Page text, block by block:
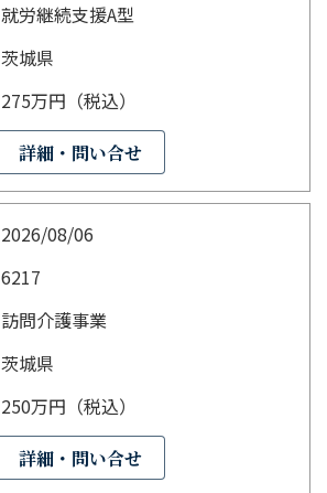
就労継続支援A型
茨城県
275万円（税込）
詳細・問い合せ
2026/08/06
6217
訪問介護事業
茨城県
250万円（税込）
詳細・問い合せ